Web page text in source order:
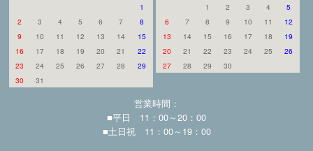
1
2
3 4 5 6 7
8
9
10 11 12 13 14
15
16
17 18 19 20 21
22
23
24 25 26 27 28
29
30
31
1
2 3 4
5
6
7 8 9 10 11
12
13
14 15 16 17 18
19
20
21 22 23 24 25
26
27
28 29 30
営業時間：
■平日 11：00～20：00
■土日祝 11：00～19：00